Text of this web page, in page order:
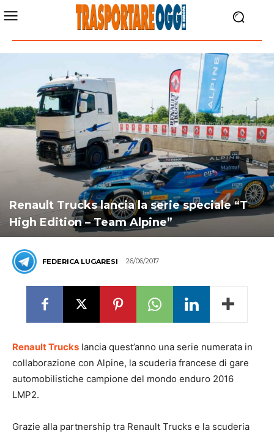
Renault Trucks lancia la serie speciale “T
High Edition – Team Alpine”
FEDERICA LUGARESI 26/06/2017
Renault Trucks lancia quest’anno una serie numerata in
collaborazione con Alpine, la scuderia francese di gare
automobilistiche campione del mondo enduro 2016
LMP2.
Grazie alla partnership tra Renault Trucks e la scuderia